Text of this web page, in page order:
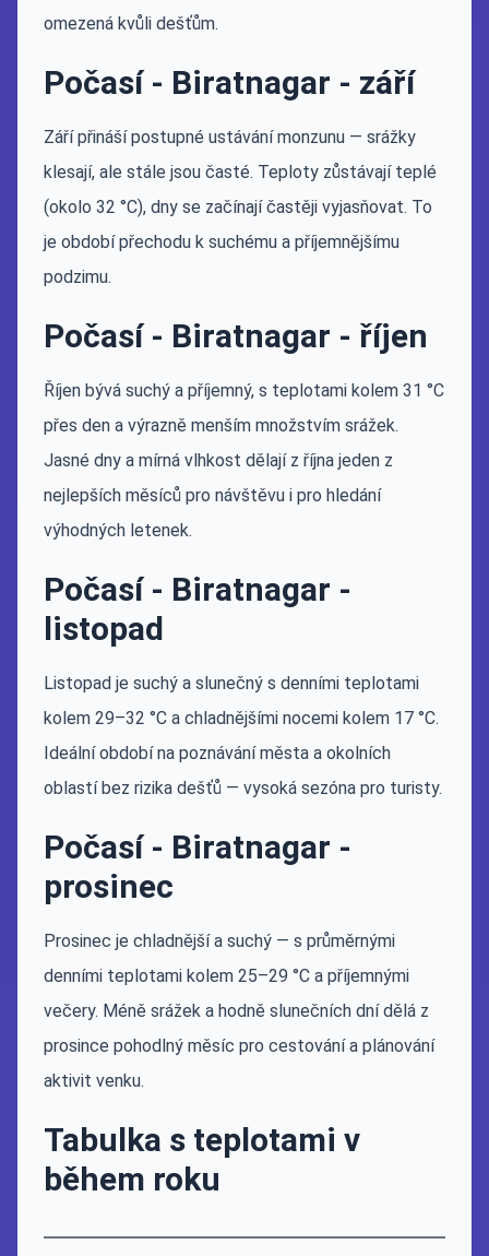
omezená kvůli dešťům.
Počasí - Biratnagar - září
Září přináší postupné ustávání monzunu — srážky
klesají, ale stále jsou časté. Teploty zůstávají teplé
(okolo 32 °C), dny se začínají častěji vyjasňovat. To
je období přechodu k suchému a příjemnějšímu
podzimu.
Počasí - Biratnagar - říjen
Říjen bývá suchý a příjemný, s teplotami kolem 31 °C
přes den a výrazně menším množstvím srážek.
Jasné dny a mírná vlhkost dělají z října jeden z
nejlepších měsíců pro návštěvu i pro hledání
výhodných letenek.
Počasí - Biratnagar -
listopad
Listopad je suchý a slunečný s denními teplotami
kolem 29–32 °C a chladnějšími nocemi kolem 17 °C.
Ideální období na poznávání města a okolních
oblastí bez rizika dešťů — vysoká sezóna pro turisty.
Počasí - Biratnagar -
prosinec
Prosinec je chladnější a suchý — s průměrnými
denními teplotami kolem 25–29 °C a příjemnými
večery. Méně srážek a hodně slunečních dní dělá z
prosince pohodlný měsíc pro cestování a plánování
aktivit venku.
Tabulka s teplotami v
během roku